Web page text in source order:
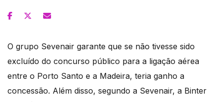
O grupo Sevenair garante que se não tivesse sido
excluído do concurso público para a ligação aérea
entre o Porto Santo e a Madeira, teria ganho a
concessão. Além disso, segundo a Sevenair, a Binter